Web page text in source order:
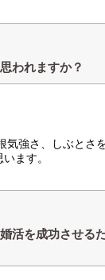
われますか？
強さ、しぶとさ
ます。
活を成功させる